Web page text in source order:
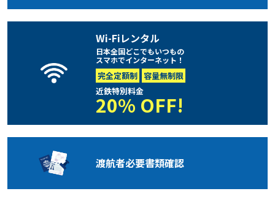
Wi-Fiレンタル
日本全国どこでもいつもの
スマホでインターネット！
完全定額制 容量無制限
近鉄特別料金
20% OFF!
渡航者必要書類確認